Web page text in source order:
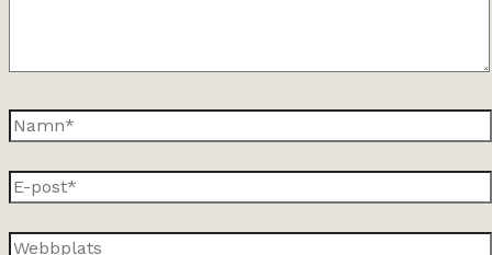
Namn*
E-
post*
Webbplats